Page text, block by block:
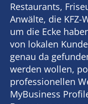
Restaurants,
Anwälte, die
um die Ecke
von lokalen
genau da
werden wollen,
professionellen
MyBusiness